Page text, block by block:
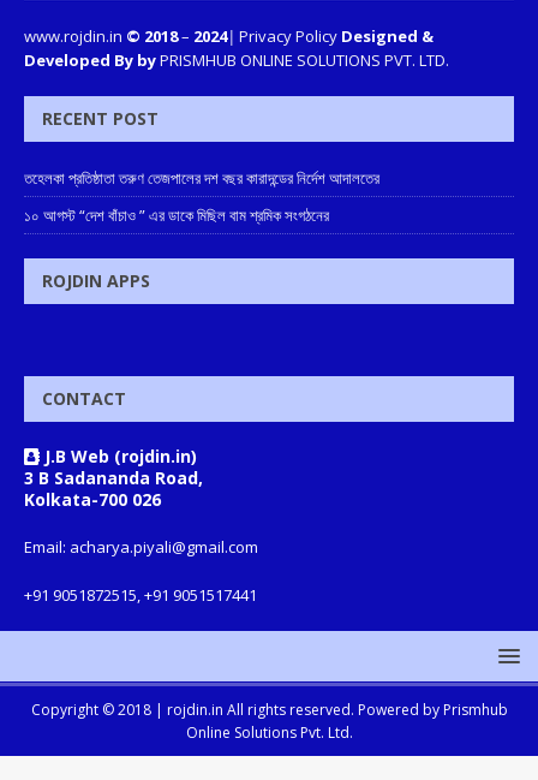
www.rojdin.in © 2018– 2024| Privacy Policy Designed &
Developed By byPRISMHUB ONLINE SOLUTIONS PVT. LTD.
RECENT POST
তহেলকা প্রতিষ্ঠাতা তরুণ তেজপালের দশ বছর কারাদন্ডের নির্দেশ আদালতের
১০ আগস্ট “দেশ বাঁচাও ” এর ডাকে মিছিল বাম শ্রমিক সংগঠনের
ROJDIN APPS
CONTACT
J.B Web (rojdin.in)
3 B Sadananda Road,
Kolkata-700 026
Email: acharya.piyali@gmail.com
+91 9051872515, +91 9051517441
Copyright © 2018 | rojdin.in All rights reserved. Powered by Prismhub
Online Solutions Pvt. Ltd.